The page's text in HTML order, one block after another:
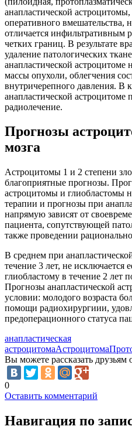
анапластической астроцитомы,
оперативного вмешательства,
отличается инфильтративным
четких границ. В результате
удаление патологических
анапластической астроцитоме
массы опухоли, облегчения
внутричерепного давления. В
анапластической астроцитоме
радиолечение.
Прогнозы
мозга
Астроцитомы 1 и 2 степени
благоприятные прогнозы.
астроцитомы и глиобластомы
терапии и прогнозы при
напрямую зависят от
пациента, сопутствующей
также проведении
В среднем при
течение 3 лет, не исключается
глиобластому в течение 2 лет
Прогнозы анапластической
условии: молодого возраста
помощи радиохирургиии,
предоперационного статуса
анапластическая
астроцитомаАстроцитома
Вы можете рассказать друзьям
0
Оставить комментарий
Навигация по